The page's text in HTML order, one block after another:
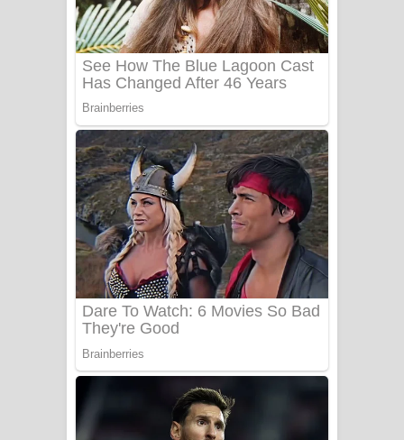
බෙන්තර පාලමේ ගීතයේ පද පෙළ
Sanda Babalena Song Lyrics - සඳ
බැබලෙන ගීතයේ පද පෙළ
Adare Wadi Nisa Song Lyrics - ආදරේ
වැඩි නිසා ගීතයේ පද පෙළ
UNUHUMA Song Lyrics - උණුහුම
ගීතයේ පද පෙළ
Katakara Song Lyrics - කටකාර ගීතයේ
පද පෙළ
Tharu Yaye Dilena Song Lyrics - තරු
යායේ දිලෙනා ගීතයේ පද පෙළ